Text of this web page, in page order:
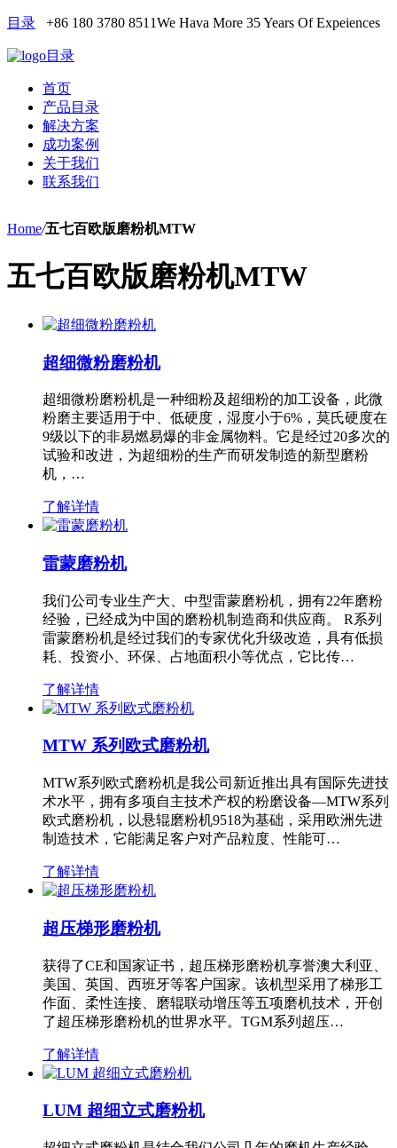
目录 +86 180 3780 8511We Hava More 35 Years Of Expeiences
目录
首页
产品目录
解决方案
成功案例
关于我们
联系我们
Home/五七百欧版磨粉机MTW
五七百欧版磨粉机MTW
超细微粉磨粉机
超细微粉磨粉机是一种细粉及超细粉的加工设备，此微
粉磨主要适用于中、低硬度，湿度小于6%，莫氏硬度在
9级以下的非易燃易爆的非金属物料。它是经过20多次的
试验和改进，为超细粉的生产而研发制造的新型磨粉
机，…
了解详情
雷蒙磨粉机
我们公司专业生产大、中型雷蒙磨粉机，拥有22年磨粉
经验，已经成为中国的磨粉机制造商和供应商。 R系列
雷蒙磨粉机是经过我们的专家优化升级改造，具有低损
耗、投资小、环保、占地面积小等优点，它比传…
了解详情
MTW 系列欧式磨粉机
MTW系列欧式磨粉机是我公司新近推出具有国际先进技
术水平，拥有多项自主技术产权的粉磨设备—MTW系列
欧式磨粉机，以悬辊磨粉机9518为基础，采用欧洲先进
制造技术，它能满足客户对产品粒度、性能可…
了解详情
超压梯形磨粉机
获得了CE和国家证书，超压梯形磨粉机享誉澳大利亚、
美国、英国、西班牙等客户国家。该机型采用了梯形工
作面、柔性连接、磨辊联动增压等五项磨机技术，开创
了超压梯形磨粉机的世界水平。TGM系列超压…
了解详情
LUM 超细立式磨粉机